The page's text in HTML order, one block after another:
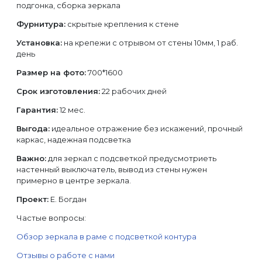
подгонка, сборка зеркала
Фурнитура: скрытые крепления к стене
Установка: на крепежи с отрывом от стены 10мм, 1 раб.
день
Размер на фото:700*1600
Срок изготовления:22 рабочих дней
Гарантия:12 мес.
Выгода: идеальное отражение без искажений, прочный
каркас, надежная подсветка
Важно: для зеркал с подсветкой предусмотриеть
настенный выключатель, вывод из стены нужен
примерно в центре зеркала.
Проект: Е. Богдан
Частые вопросы:
Обзор зеркала в раме с подсветкой контура
Отзывы о работе с нами